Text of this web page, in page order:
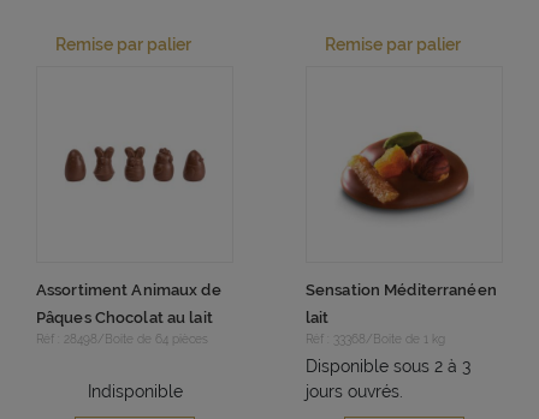
Remise par palier
Assortiment Animaux de
Pâques Chocolat au lait
Réf : 28498/Boite de 64 pièces
Indisponible
Remise par palier
Sensation Méditerranéen
lait
Réf : 33368/Boite de 1 kg
Disponible sous 2 à 3
jours ouvrés.